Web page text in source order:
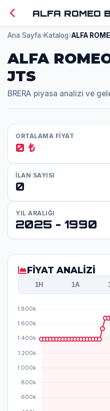
ALFA ROMEO
Ana Sayfa Katalog ALFA
ALFA
JTS
BRERA piyasa analizi ve
ORTALAMA FİYAT
0 ₺
İLAN SAYISI
0
YIL ARALIĞI
2025 - 1990
FİYAT ANALİZİ
1H 1A